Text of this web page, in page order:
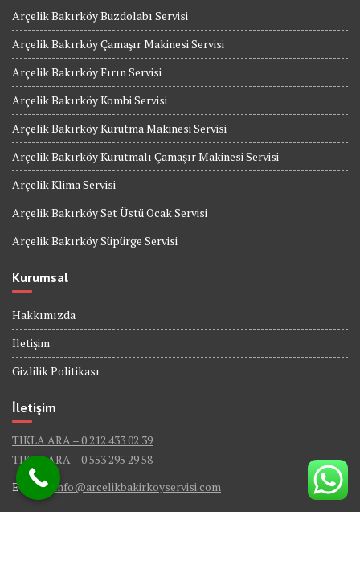
Arçelik Bakırköy Buzdolabı Servisi
Arçelik Bakırköy Çamaşır Makinesi Servisi
Arçelik Bakırköy Fırın Servisi
Arçelik Bakırköy Kombi Servisi
Arçelik Bakırköy Kurutma Makinesi Servisi
Arçelik Bakırköy Kurutmalı Çamaşır Makinesi Servisi
Arçelik Klima Servisi
Arçelik Bakırköy Set Üstü Ocak Servisi
Arçelik Bakırköy Süpürge Servisi
Kurumsal
Hakkımızda
İletişim
Gizlilik Politikası
İletişim
TIKLA ARA – 0 212 433 02 39
TIKLA ARA – 0 553 295 29 58
E-Mail : info@arcelikbakirkoyservisi.com